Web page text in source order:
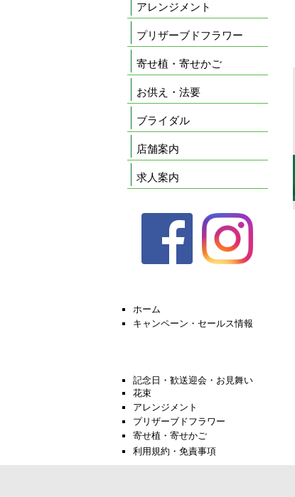
アレンジメント
プリザーブドフラワー
寄せ植・寄せかご
お供え・法要
ブライダル
店舗案内
求人案内
ホーム
キャンペーン・セールス情報
記念日・歓送迎会・お見舞い
花束
アレンジメント
プリザーブドフラワー
寄せ植・寄せかご
利用規約・免責事項